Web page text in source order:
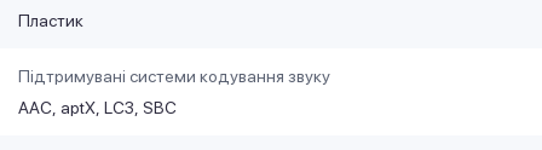
Пластик
Підтримувані системи кодування звуку
AAC aptX LC3 SBC